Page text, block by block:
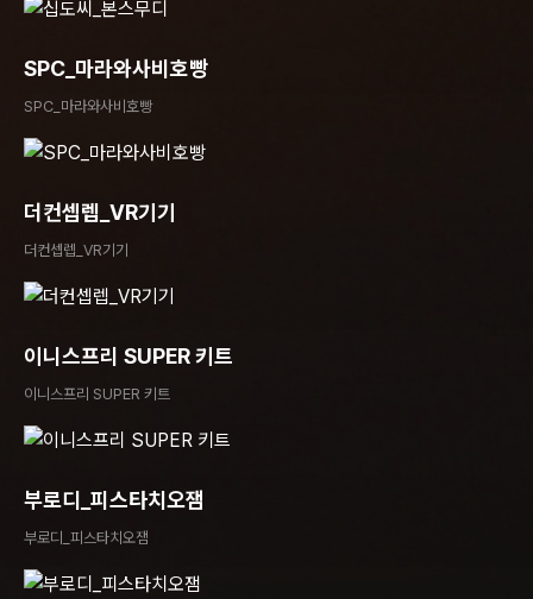
SPC_마라와사비호빵
SPC_마라와사비호빵
더컨셉렙_VR기기
더컨셉렙_VR기기
이니스프리 SUPER 키트
이니스프리 SUPER 키트
부로디_피스타치오잼
부로디_피스타치오잼